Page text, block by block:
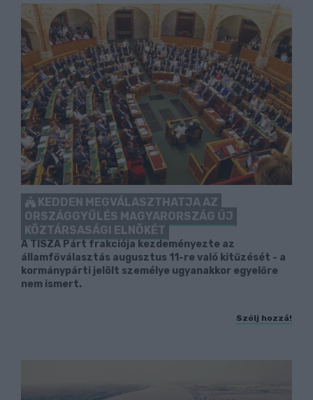
KEDDEN MEGVÁLASZTHATJA AZ
ORSZÁGGYŰLÉS MAGYARORSZÁG ÚJ
KÖZTÁRSASÁGI ELNÖKÉT
A TISZA Párt frakciója kezdeményezte az
államfőválasztás augusztus 11-re való kitűzését - a
kormánypárti jelölt személye ugyanakkor egyelőre
nem ismert.
Szólj hozzá!